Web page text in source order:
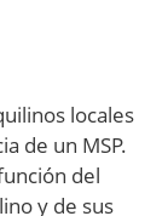
locales
de un MSP.
del
y de sus